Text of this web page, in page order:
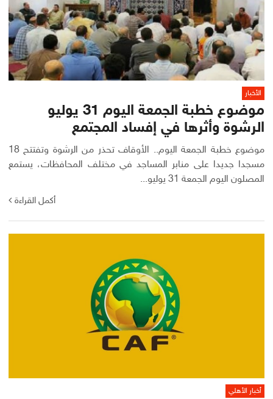
الأخبار
موضوع خطبة الجمعة اليوم 31 يوليو
الرشوة وأثرها في إفساد المجتمع
موضوع خطبة الجمعة اليوم.. الأوقاف تحذر من الرشوة وتفتتح 18
مسجدا جديدا على منابر المساجد في مختلف المحافظات، يستمع
المصلون اليوم الجمعة 31 يوليو...
أكمل القراءة
أخبار الأهلي